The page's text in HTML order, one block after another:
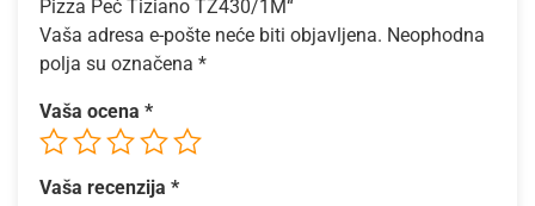
Pizza Peć Tiziano TZ430/1M“
Vaša adresa e-pošte neće biti objavljena. Neophodna
polja su označena *
Vaša ocena *
Vaša recenzija *